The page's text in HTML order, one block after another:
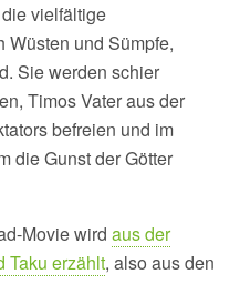
vielfältige
Wüsten und Sümpfe,
Sie werden schier
Timos Vater aus der
befreien und im
die Gunst der Götter
Movie wird aus der
Taku erzählt, also aus den